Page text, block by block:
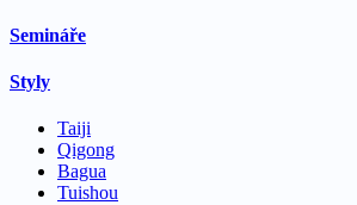
Semináře
Styly
Taiji
Qigong
Bagua
Tuishou